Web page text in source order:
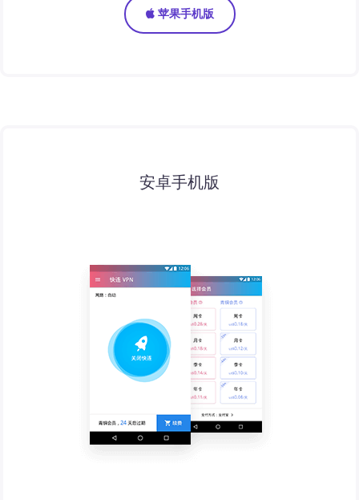
苹果手机版
安卓手机版